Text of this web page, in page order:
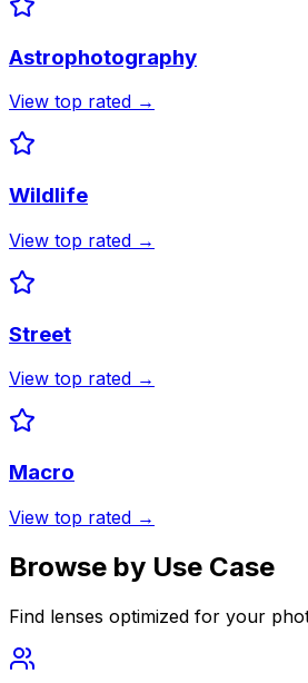
Astrophotography
View top rated →
Wildlife
View top rated →
Street
View top rated →
Macro
View top rated →
Browse by Use Case
Find lenses optimized for your